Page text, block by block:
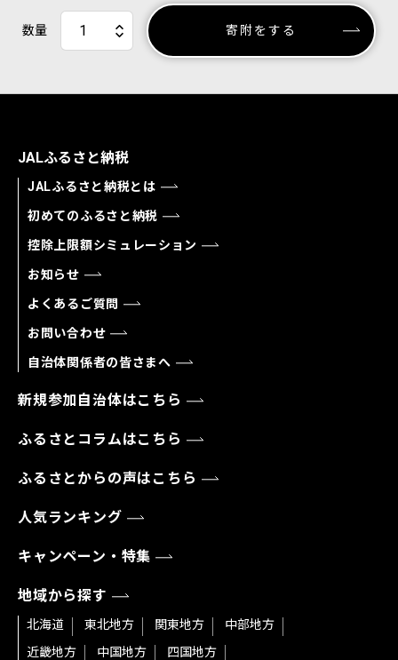
数量 寄附をする
JALふるさと納税
JALふるさと納税とは
初めてのふるさと納税
控除上限額シミュレーション
お知らせ
よくあるご質問
お問い合わせ
自治体関係者の皆さまへ
新規参加自治体はこちら
ふるさとコラムはこちら
ふるさとからの声はこちら
人気ランキング
キャンペーン・特集
地域から探す
北海道 東北地方 関東地方
中部地方
近畿地方
中国地方
四国地方